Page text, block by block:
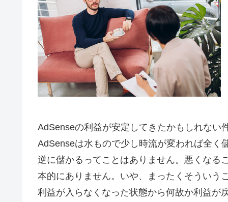
AdSenseの利益が安定してきたかもしれな
AdSenseは水もので少し時流が変われば全く
逆に儲かるってことはありません。悪くなる
本的にありません。いや、まったくそういう
利益が入らなくなった状態から何故か利益が